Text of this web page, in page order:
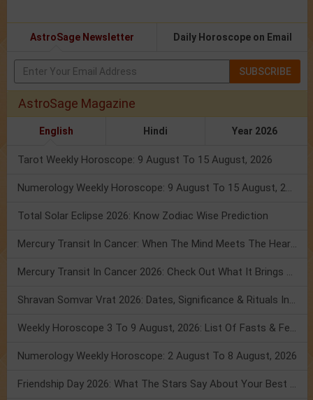
AstroSage Newsletter Daily Horoscope on Email
SUBSCRIBE
AstroSage Magazine
English Hindi Year 2026
Tarot Weekly Horoscope: 9 August To 15 August, 2026
Numerology Weekly Horoscope: 9 August To 15 August, 2026
Total Solar Eclipse 2026: Know Zodiac Wise Prediction
Mercury Transit In Cancer: When The Mind Meets The Heart!
Mercury Transit In Cancer 2026: Check Out What It Brings For You
Shravan Somvar Vrat 2026: Dates, Significance & Rituals In August
Weekly Horoscope 3 To 9 August, 2026: List Of Fasts & Festivals
Numerology Weekly Horoscope: 2 August To 8 August, 2026
Friendship Day 2026: What The Stars Say About Your Best Friend!